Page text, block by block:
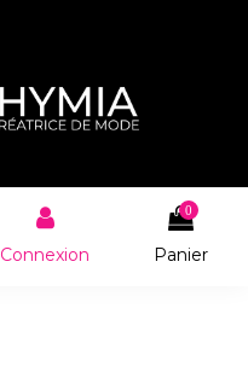
Connexion
0
Panier